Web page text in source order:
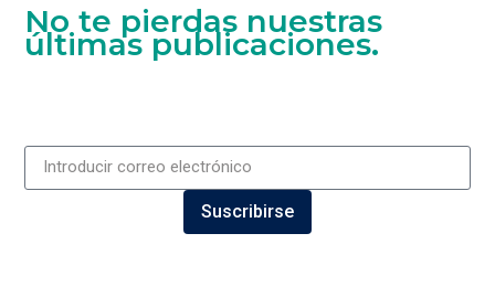
No te pierdas nuestras
últimas publicaciones.
Suscribirse